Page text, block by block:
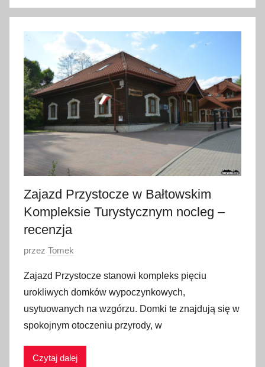
6
s
y
c
z
n
i
2
0
Zajazd Przystocze w Bałtowskim
Kompleksie Turystycznym nocleg –
recenzja
O
u
b
l
i
przez Tomek
Zajazd Przystocze stanowi kompleks pięciu
urokliwych domków wypoczynkowych,
usytuowanych na wzgórzu. Domki te znajdują się w
spokojnym otoczeniu przyrody, w
Czytaj dalej